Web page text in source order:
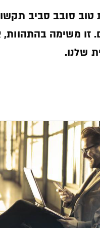
טוב סובב סביב
זו משימה בהתהוות,
שלנו.­